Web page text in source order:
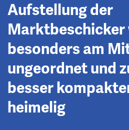
Aufstellung der
besonders am
ungeordnet und
besser
heimelig